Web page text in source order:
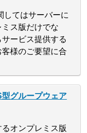
してはサーバーに
ス版だけでな
ービス提供する
様のご要望に合
グループウェア
オンプレミス版